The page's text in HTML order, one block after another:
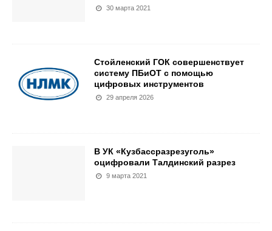
30 марта 2021
Стойленский ГОК совершенствует
систему ПБиОТ с помощью
цифровых инструментов
29 апреля 2026
В УК «Кузбассразрезуголь»
оцифровали Талдинский разрез
9 марта 2021